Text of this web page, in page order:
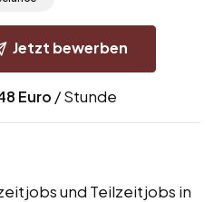
Jetzt bewerben
Euro / Stunde
und Teilzeitjobs in